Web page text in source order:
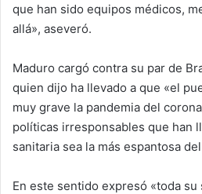
que han sido equipos médicos,
allá», aseveró.
Maduro cargó contra su par de
quien dijo ha llevado a que «el
muy grave la pandemia del
políticas irresponsables que han
sanitaria sea la más espantosa
En este sentido expresó «toda